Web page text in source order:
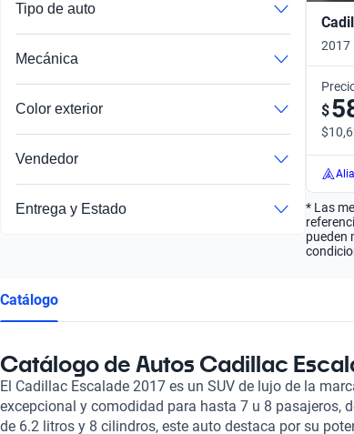
Tipo de auto
Mecánica
Color exterior
Vendedor
Entrega y Estado
2017
AT
$
* Las
pueden
Catálogo
Catálogo de Autos Cadillac
El Cadillac Escalade 2017 es un SUV de lujo de la
excepcional y comodidad para hasta 7 u 8 pasajeros,
de 6.2 litros y 8 cilindros, este auto destaca por su